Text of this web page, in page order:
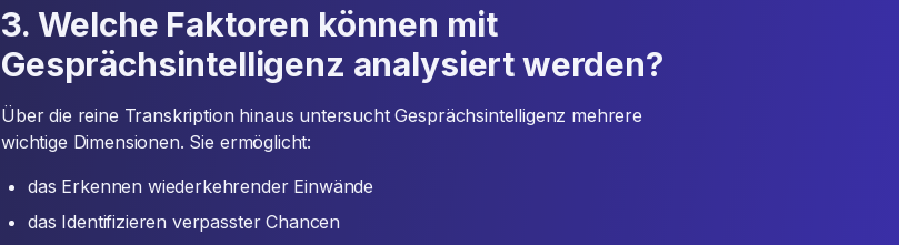
3. Welche Faktoren können mit
Gesprächsintelligenz analysiert werden?
Über die reine Transkription hinaus untersucht Gesprächsintelligenz mehrere
wichtige Dimensionen. Sie ermöglicht:
das Erkennen wiederkehrender Einwände
das Identifizieren verpasster Chancen